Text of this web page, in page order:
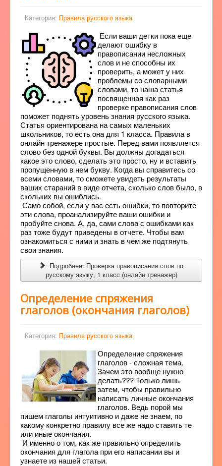
Категория: Правила русского языка
Если ваши детки пока еще
делают ошибку в
правописании несложных
слов и не способны их
проверить, а может у них
проблемы со словарными
словами, то наша статья
посвященная как раз
проверке правописания слов
поможет поднять уровень знания русского языка.
Статья ориентирована на самых маленьких
школьников, то есть она для 1 класса. Правила в
онлайн тренажере простые. Перед вами появляется
слово без одной буквы. Вы должны догадаться
какое это слово, сделать это просто, ну и вставить
пропущенную в нем букву. Когда вы справитесь со
всеми словами, то сможете увидеть результаты
ваших стараний в виде отчета, сколько слов было, в
скольких вы ошиблись.
Само собой, если у вас есть ошибки, то повторите
эти слова, проанализируйте ваши ошибки и
пробуйте снова. А, да, сами слова с ошибками как
раз тоже будут приведены в отчете. Чтобы вам
ознакомиться с ними и знать в чем же подтянуть
свои знания.
Подробнее: Проверка правописания слов по
русскому языку, 1 класс (онлайн тренажер)
Определение спряжения
глаголов (окончания глаголов)
Категория: Правила русского языка
Определение спряжения
глаголов - сложная тема.
Зачем это вообще нужно
делать??? Только лишь
затем, чтобы правильно
написать личные окончания
глаголов. Ведь порой мы
пишем глаголы интуитивно и даже не знаем, по
какому конкретно правилу все же надо ставить те
или иные окончания.
И именно о том, как же правильно определить
окончания для глагола при его написании вы и
узнаете из нашей статьи.